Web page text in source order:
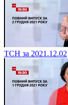
ТСН за 2021.12.02